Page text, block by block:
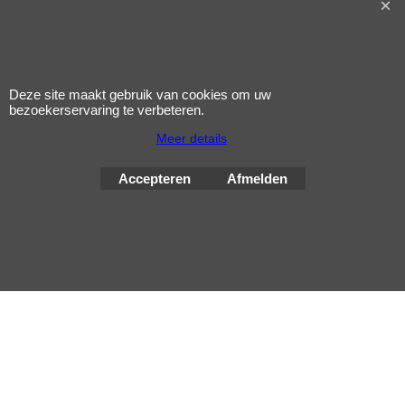
Nieuws
Deze site maakt gebruik van cookies om uw
bezoekerservaring te verbeteren.
Meer details
Accepteren Afmelden